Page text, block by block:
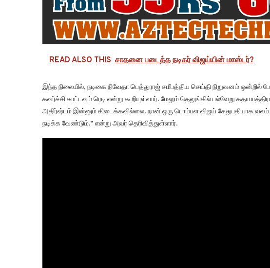
READ ALSO THIS சாதனை படைத்த நடிகர் விஜய்யின் மாஸ்டர்?
இந்த நிலையில், நடிகை நிவேதா பெத்துராஜ் சமீபத்திய செய்தி நிறுவனம்
கவர்ச்சி காட்டவும் ரெடி என்று கூறியுள்ளார். மேலும் தெலுங்கில் பல்வேறு
அதிர்ஷ்டம் இன்னும் கிடைக்கவில்லை. நான் ஒரு பொம்பள விஜய் சேதுபதியாக
நடிக்க வேண்டும்.” என்று அவர் தெரிவித்துள்ளார்.